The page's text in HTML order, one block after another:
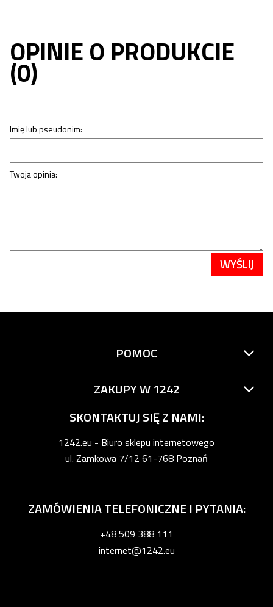
OPINIE O PRODUKCIE
(0)
Imię lub pseudonim:
Twoja opinia:
WYŚLIJ
POMOC
ZAKUPY W 1242
SKONTAKTUJ SIĘ Z NAMI:
1242.eu - Biuro sklepu internetowego
ul. Zamkowa 7/12 61-768 Poznań
ZAMÓWIENIA TELEFONICZNE I PYTANIA:
+48 509 388 111
internet@1242.eu